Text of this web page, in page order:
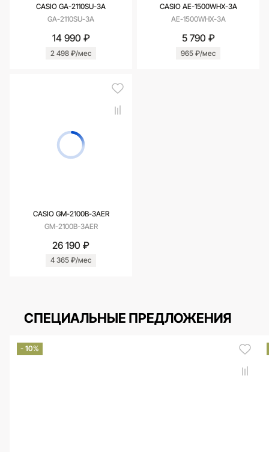
CASIO GA-2110SU-3A
GA-2110SU-3A
14 990 ₽
2 498 ₽/мес
CASIO AE-1500WHX-3A
AE-1500WHX-3A
5 790 ₽
965 ₽/мес
CASIO GM-2100B-3AER
GM-2100B-3AER
26 190 ₽
4 365 ₽/мес
СПЕЦИАЛЬНЫЕ ПРЕДЛОЖЕНИЯ
- 10%